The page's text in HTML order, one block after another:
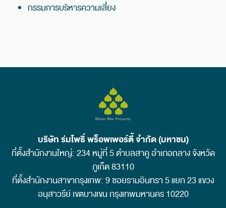
กรรมการบริหารความเสี่ยง
บริษัท ร่มโพธิ์ พร็อพเพอร์ตี้ จำกัด (มหาชน)
ที่ตั้งสำนักงานใหญ่: 234 หมู่ที่ 5 ตำบลสาคู อำเภอถลาง จังหวัด
ภูเก็ต 83110
ที่ตั้งสำนักงานสาขากรุงเทพ: 9 ซอยรามอินทรา 5 แยก 23 แขวง
อนุสาวรีย์ เขตบางเขน กรุงเทพมหานคร 10220